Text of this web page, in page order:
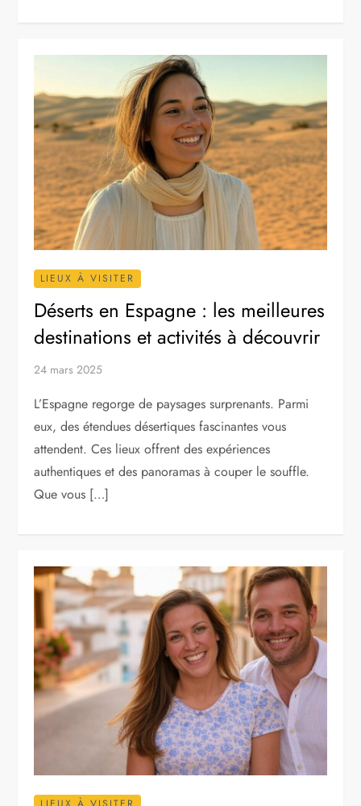
LIEUX À VISITER
Déserts en Espagne : les meilleures
destinations et activités à découvrir
24 mars 2025
L’Espagne regorge de paysages surprenants. Parmi
eux, des étendues désertiques fascinantes vous
attendent. Ces lieux offrent des expériences
authentiques et des panoramas à couper le souffle.
Que vous […]